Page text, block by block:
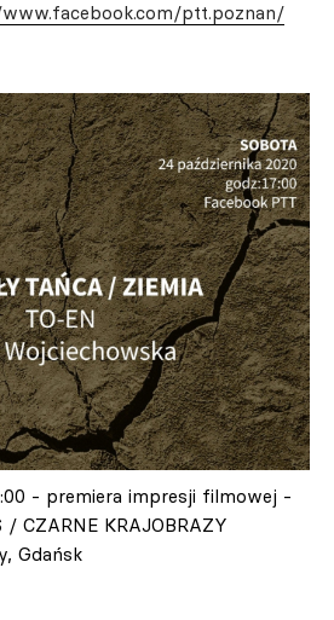
ptt.poznan/
- premiera impresji filmowej -
/ CZARNE KRAJOBRAZY
Gdańsk